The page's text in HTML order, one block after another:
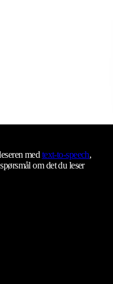
med text-to-speech,
om det du leser